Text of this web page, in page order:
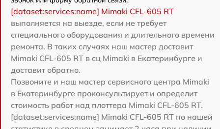
[dataset:services:name] Mimaki CFL-605 RT
выполняется на выезде, если не требует
специального оборудования и длительного времени
ремонта. В таких случаях наш мастер доставит
Mimaki CFL-605 RT в сц Mimaki в Екатеринбурге и
доставит обратно.
Позвоните и наш мастер сервисного центра Mimaki
в Екатеринбурге проконсультирует и определит
стоимость работ над плоттера Mimaki CFL-605 RT.
[dataset:services:name] Mimaki CFL-605 RT по нашей